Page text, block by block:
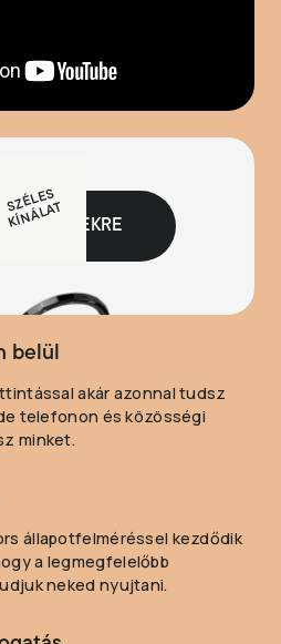
SZÉLES
KÍNÁLAT
ÉKSZEREKRE
belül
akár azonnal tudsz
telefonon és közösségi
minket.
állapotfelméréssel kezdődik
a legmegfelelőbb
neked nyujtani.